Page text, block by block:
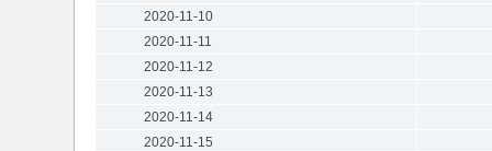
2020-11-10
2020-11-11
2020-11-12
2020-11-13
2020-11-14
2020-11-15